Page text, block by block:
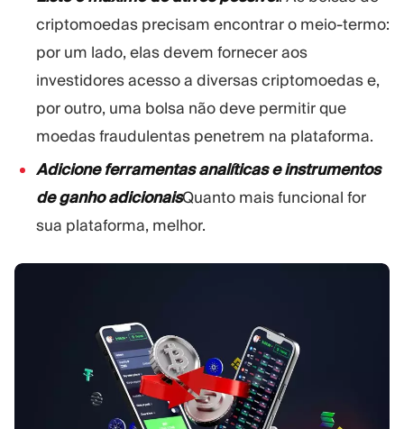
criptomoedas precisam encontrar o meio-termo:
por um lado, elas devem fornecer aos
investidores acesso a diversas criptomoedas e,
por outro, uma bolsa não deve permitir que
moedas fraudulentas penetrem na plataforma.
Adicione ferramentas analíticas e instrumentos
de ganho adicionaisQuanto mais funcional for
sua plataforma, melhor.